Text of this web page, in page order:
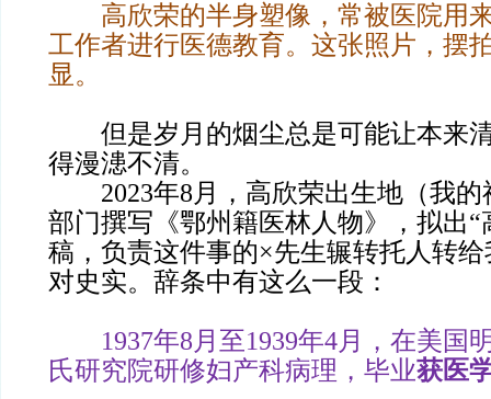
高欣荣的半身塑像，常被医院用
工作者进行医德教育。这张照片，摆
显。
但是岁月的烟尘总是可能让本来
得漫漶不清。
2023年8月，高欣荣出生地（我的
部门撰写《鄂州籍医林人物》，拟出“
稿，负责这件事的×先生辗转托人转
对史实。辞条中有这么一段：
1937年8月至1939年4月，在美国
氏研究院研修妇产科病理，毕业获医